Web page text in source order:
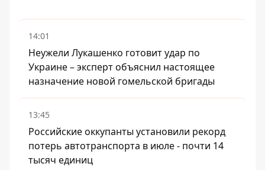
14:01
Неужели Лукашенко готовит удар по
Украине – эксперт объяснил настоящее
назначение новой гомельской бригады
13:45
Российские оккупанты установили рекорд
потерь автотранспорта в июле - почти 14
тысяч единиц